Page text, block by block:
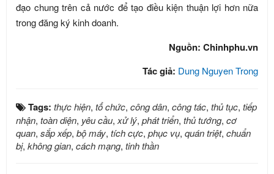
đạo chung trên cả nước để tạo điều kiện thuận lợi hơn nữa
trong đăng ký kinh doanh.
Nguồn: Chinhphu.vn
Tác giả: Dung Nguyen Trong
Tags: thực hiện, tổ chức, công dân, công tác, thủ tục, tiếp
nhận, toàn diện, yêu cầu, xử lý, phát triển, thủ tướng, cơ
quan, sắp xếp, bộ máy, tích cực, phục vụ, quán triệt, chuẩn
bị, không gian, cách mạng, tinh thần